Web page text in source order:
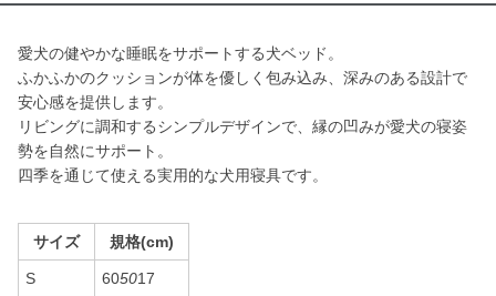
愛犬の健やかな睡眠をサポートする犬ベッド。
ふかふかのクッションが体を優しく包み込み、深みのある設計で
安心感を提供します。
リビングに調和するシンプルデザインで、縁の凹みが愛犬の寝姿
勢を自然にサポート。
四季を通じて使える実用的な犬用寝具です。
サイズ 規格(cm)
S 605017